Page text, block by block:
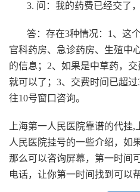
3. 问：我的药费已经交了
答：存在3种情况：1、这
官科药房、急诊药房、生殖中
的信息；2、如果是中草药，
就可以了；3、交费时间已超
往10号窗口咨询。
上海第一人民医院靠谱的代挂,
人民医院挂号的一些介绍，如
那么可以咨询屏幕，第一时间
电话，让你第一时间找到可以